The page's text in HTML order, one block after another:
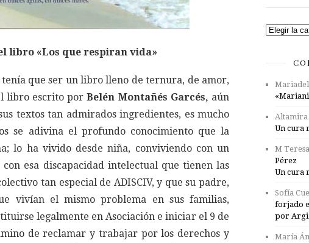
libro «Los que respiran vida»
que ser un libro lleno de ternura, de amor,
libro escrito porBelén Montañés Garcés, aún
textos tan admirados ingredientes, es mucho
se adivina el profundo conocimiento que la
lo ha vivido desde niña, conviviendo con un
esa discapacidad intelectual que tienen las
tan especial de ADISCIV, y que su padre,
vivían el mismo problema en sus familias,
legalmente en Asociación e iniciar el 9 de
de reclamar y trabajar por los derechos y
Categorías
Mariadel
Altamira
Un cura
M
Pérez
Un cura
Sofía
forjado
por
María